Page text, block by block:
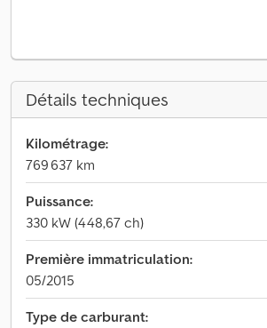
Détails techniques
Kilométrage:
769 637 km
Puissance:
330 kW (448,67 ch)
Première immatriculation:
05/2015
Type de carburant: